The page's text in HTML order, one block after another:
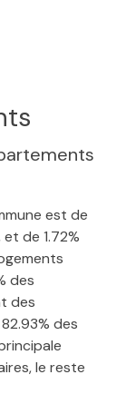
est de
de 1.72%
des
des
des
le reste